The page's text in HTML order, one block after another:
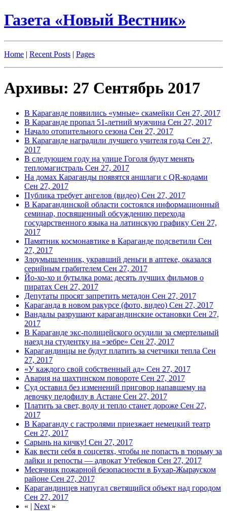
Газета «Новый Вестник»
Home | Recent Posts | Pages
Архивы: 27 Сентябрь 2017
В Караганде появились «умные» скамейки Сен 27, 2017
В Караганде пропал 51-летний мужчина Сен 27, 2017
Начало отопительного сезона Сен 27, 2017
В Караганде наградили лучшего учителя года Сен 27,
2017
В следующем году на улице Гоголя будут менять
тепломагистраль Сен 27, 2017
На домах Караганды появятся аншлаги с QR-кодами
Сен 27, 2017
Публика требует ангелов (видео) Сен 27, 2017
В Карагандинской области состоялся информационный
семинар, посвященный обсуждению перехода
государственного языка на латинскую графику Сен 27,
2017
Памятник космонавтике в Караганде подсветили Сен
27, 2017
Злоумышленник, укравший деньги в аптеке, оказался
серийным грабителем Сен 27, 2017
Йо-хо-хо и бутылка рома: десять лучших фильмов о
пиратах Сен 27, 2017
Депутаты просят запретить метадон Сен 27, 2017
Караганда в новом ракурсе (фото, видео) Сен 27, 2017
Вандалы разрушают карагандинские остановки Сен 27,
2017
В Караганде экс-полицейского осудили за смертельный
наезд на студентку на «зебре» Сен 27, 2017
Карагандинцы не будут платить за счетчики тепла Сен
27, 2017
«У каждого свой собственный ад» Сен 27, 2017
Авария на шахтинском повороте Сен 27, 2017
Суд оставил без изменений приговор напавшему на
девочку педофилу в Астане Сен 27, 2017
Платить за свет, воду и тепло станет дороже Сен 27,
2017
В Караганду с гастролями приезжает немецкий театр
Сен 27, 2017
Сарынь на кичку! Сен 27, 2017
Как вести себя в соцсетях, чтобы не попасть в тюрьму за
лайки и репосты — адвокат Утебеков Сен 27, 2017
Месячник пожарной безопасности в Бухар-Жырауском
районе Сен 27, 2017
Карагандинцев напугал светящийся объект над городом
Сен 27, 2017
« | Next »